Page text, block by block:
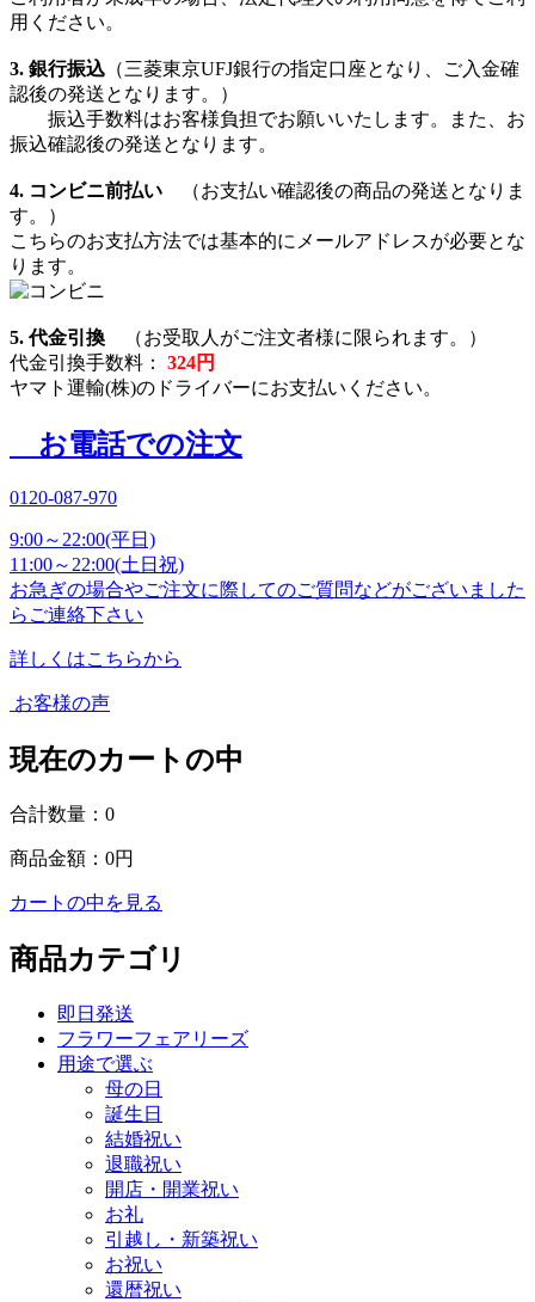
用ください。
3. 銀行振込 （三菱東京UFJ銀行の指定口座となり、ご入金確
認後の発送となります。）
振込手数料はお客様負担でお願いいたします。また、お
振込確認後の発送となります。
4. コンビニ前払い （お支払い確認後の商品の発送となりま
す。）
こちらのお支払方法では基本的にメールアドレスが必要とな
ります。
5. 代金引換 （お受取人がご注文者様に限られます。）
代金引換手数料：
324円
ヤマト運輸(株)のドライバーにお支払いください。
お電話での注文
0120-087-970
9:00～22:00(平日)
11:00～22:00(土日祝)
お急ぎの場合やご注文に際してのご質問などがございました
らご連絡下さい
詳しくはこちらから
お客様の声
現在のカートの中
合計数量： 0
商品金額： 0円
カートの中を見る
商品カテゴリ
即日発送
フラワーフェアリーズ
用途で選ぶ
母の日
誕生日
結婚祝い
退職祝い
開店・開業祝い
お礼
引越し・新築祝い
お祝い
還暦祝い